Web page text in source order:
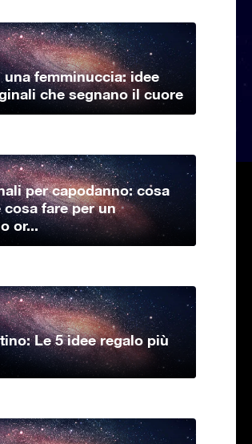
una femminuccia: idee
che segnano il cuore
per capodanno: cosa
cosa fare per un
or...
Le 5 idee regalo più